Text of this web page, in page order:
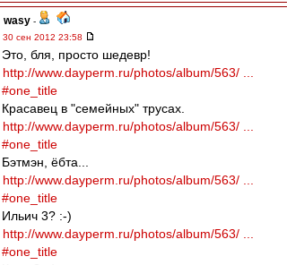
wasy -
30 сен 2012 23:58
Это, бля, просто шедевр!
http://www.dayperm.ru/photos/album/563/ ...
#one_title
Красавец в "семейных" трусах.
http://www.dayperm.ru/photos/album/563/ ...
#one_title
Бэтмэн, ёбта...
http://www.dayperm.ru/photos/album/563/ ...
#one_title
Ильич 3? :-)
http://www.dayperm.ru/photos/album/563/ ...
#one_title